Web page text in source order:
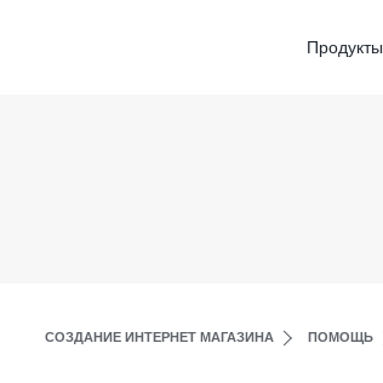
Продукты
СОЗДАНИЕ ИНТЕРНЕТ МАГАЗИНА ПОМОЩЬ